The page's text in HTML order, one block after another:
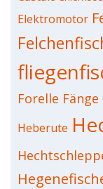
Elektromotor
Forelle Fänge
Heberute